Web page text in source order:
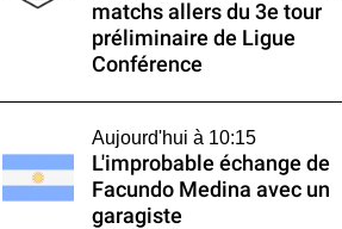
matchs allers du 3e tour
préliminaire de Ligue
Conférence
Aujourd'hui à 10:15
L'improbable échange de
Facundo Medina avec un
garagiste